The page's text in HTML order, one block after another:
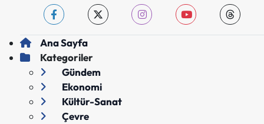
Ana Sayfa
Kategoriler
Gündem
Ekonomi
Kültür-Sanat
Çevre